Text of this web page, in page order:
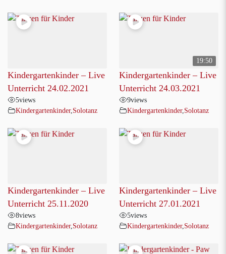
Kindergartenkinder – Live
Unterricht 24.02.2021
5views
Kindergartenkinder, Solotanz
19:50
Kindergartenkinder – Live
Unterricht 24.03.2021
9views
Kindergartenkinder, Solotanz
Kindergartenkinder – Live
Unterricht 25.11.2020
8views
Kindergartenkinder, Solotanz
Kindergartenkinder – Live
Unterricht 27.01.2021
5views
Kindergartenkinder, Solotanz